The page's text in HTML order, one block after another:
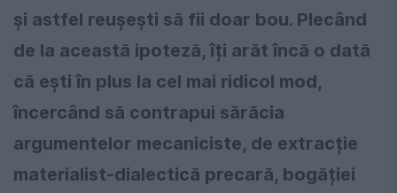
și astfel reușești să fii doar bou. Plecând
de la această ipoteză, îți arăt încă o dată
că ești în plus la cel mai ridicol mod,
încercând să contrapui sărăcia
argumentelor mecaniciste, de extracție
materialist-dialectică precară, bogăției